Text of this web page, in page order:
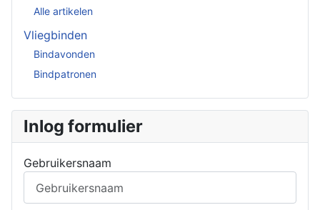
Alle artikelen
Vliegbinden
Bindavonden
Bindpatronen
Inlog formulier
Gebruikersnaam